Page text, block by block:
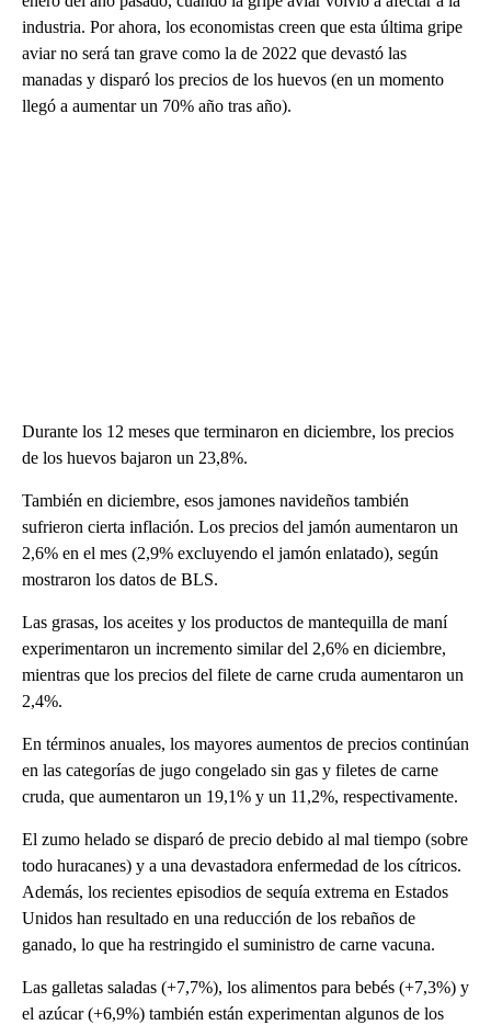
industria. Por ahora, los economistas creen que esta última gripe
aviar no será tan grave como la de 2022 que devastó las
manadas y disparó los precios de los huevos (en un momento
llegó a aumentar un 70% año tras año).
Durante los 12 meses que terminaron en diciembre, los precios
de los huevos bajaron un 23,8%.
También en diciembre, esos jamones navideños también
sufrieron cierta inflación. Los precios del jamón aumentaron un
2,6% en el mes (2,9% excluyendo el jamón enlatado), según
mostraron los datos de BLS.
Las grasas, los aceites y los productos de mantequilla de maní
experimentaron un incremento similar del 2,6% en diciembre,
mientras que los precios del filete de carne cruda aumentaron un
2,4%.
En términos anuales, los mayores aumentos de precios continúan
en las categorías de jugo congelado sin gas y filetes de carne
cruda, que aumentaron un 19,1% y un 11,2%, respectivamente.
El zumo helado se disparó de precio debido al mal tiempo (sobre
todo huracanes) y a una devastadora enfermedad de los cítricos.
Además, los recientes episodios de sequía extrema en Estados
Unidos han resultado en una reducción de los rebaños de
ganado, lo que ha restringido el suministro de carne vacuna.
Las galletas saladas (+7,7%), los alimentos para bebés (+7,3%) y
el azúcar (+6,9%) también están experimentan algunos de los